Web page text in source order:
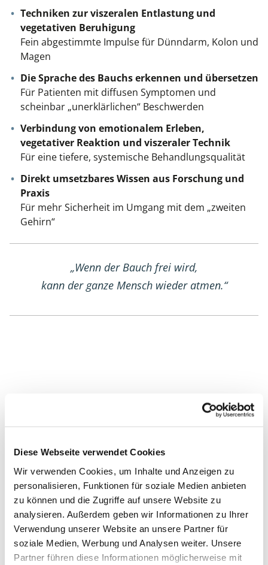
Diese Webseite verwendet Cookies
Wir verwenden Cookies, um Inhalte und Anzeigen zu
personalisieren, Funktionen für soziale Medien anbieten
zu können und die Zugriffe auf unsere Website zu
analysieren. Außerdem geben wir Informationen zu Ihrer
Verwendung unserer Website an unsere Partner für
soziale Medien, Werbung und Analysen weiter. Unsere
Partner führen diese Informationen möglicherweise mit
Techniken zur viszeralen Entlastung und
vegetativen Beruhigung
Fein abgestimmte Impulse für Dünndarm, Kolon und
Magen
Die Sprache des Bauchs erkennen und übersetzen
Für Patienten mit diffusen Symptomen und
scheinbar „unerklärlichen“ Beschwerden
Verbindung von emotionalem Erleben,
vegetativer Reaktion und viszeraler Technik
Für eine tiefere, systemische Behandlungsqualität
Direkt umsetzbares Wissen aus Forschung und
Praxis
Für mehr Sicherheit im Umgang mit dem „zweiten
Gehirn“
„Wenn der Bauch frei wird,
kann der ganze Mensch wieder atmen.“
23.07.2026 | 18:00 - 19:30 Uhr
Veranstalter:
Osteopathie Institut Deutschland
Kursgebühr:
59.00€
Freie Kursplätze